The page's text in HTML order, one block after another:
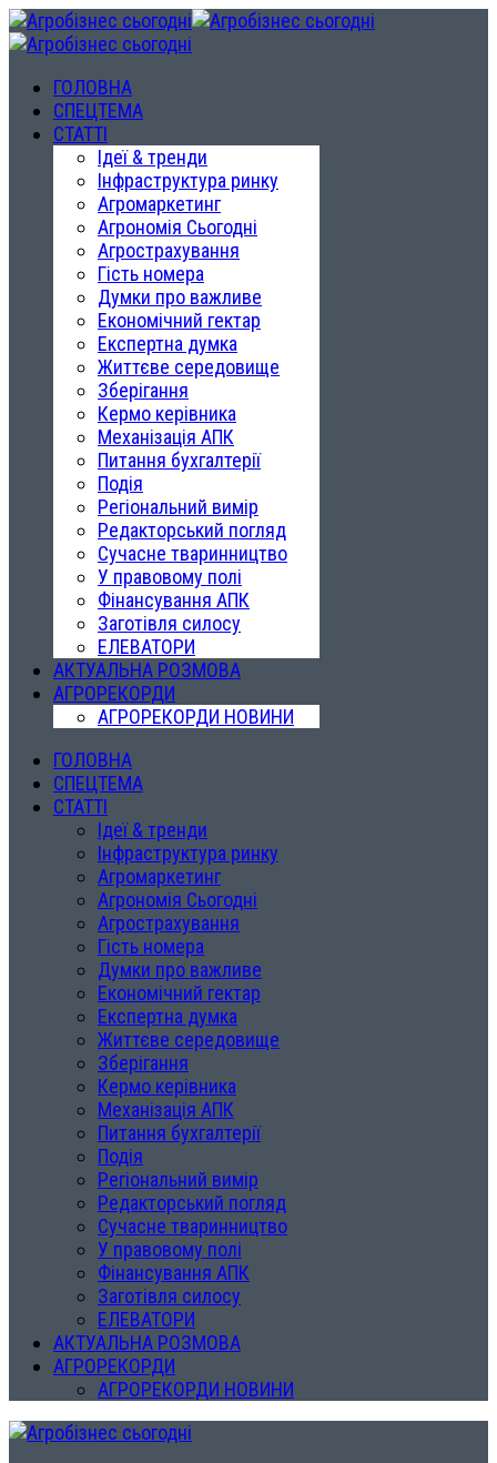
ГОЛОВНА
СПЕЦТЕМА
СТАТТІ
Ідеї & тренди
Інфраструктура ринку
Агромаркетинг
Агрономія Сьогодні
Агрострахування
Гість номера
Думки про важливе
Економічний гектар
Експертна думка
Життєве середовище
Зберігання
Кермо керівника
Механізація АПК
Питання бухгалтерії
Подія
Регіональний вимір
Редакторський погляд
Сучасне тваринництво
У правовому полі
Фінансування АПК
Заготівля силосу
ЕЛЕВАТОРИ
АКТУАЛЬНА РОЗМОВА
АГРОРЕКОРДИ
АГРОРЕКОРДИ НОВИНИ
ГОЛОВНА
СПЕЦТЕМА
СТАТТІ
Ідеї & тренди
Інфраструктура ринку
Агромаркетинг
Агрономія Сьогодні
Агрострахування
Гість номера
Думки про важливе
Економічний гектар
Експертна думка
Життєве середовище
Зберігання
Кермо керівника
Механізація АПК
Питання бухгалтерії
Подія
Регіональний вимір
Редакторський погляд
Сучасне тваринництво
У правовому полі
Фінансування АПК
Заготівля силосу
ЕЛЕВАТОРИ
АКТУАЛЬНА РОЗМОВА
АГРОРЕКОРДИ
АГРОРЕКОРДИ НОВИНИ